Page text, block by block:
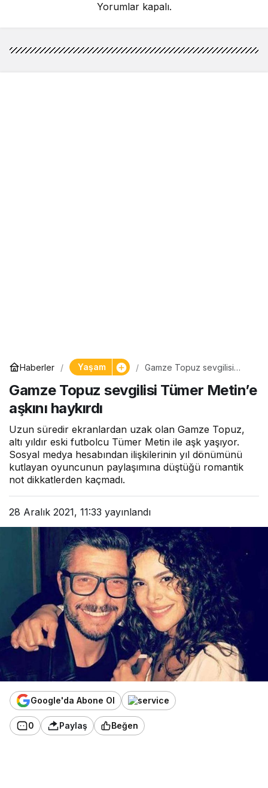
Yorumlar kapalı.
Haberler Yaşam
Gamze Topuz sevgilisi
haykırdı
Gamze Topuz sevgilisi Tümer Metin’e
aşkını haykırdı
Uzun süredir ekranlardan uzak olan Gamze Topuz,
altı yıldır eski futbolcu Tümer Metin ile aşk yaşıyor.
Sosyal medya hesabından ilişkilerinin yıl dönümünü
kutlayan oyuncunun paylaşımına düştüğü romantik
not dikkatlerden kaçmadı.
28 Aralık 2021, 11:33 yayınlandı
Google'da Abone Ol
0 Paylaş Beğen